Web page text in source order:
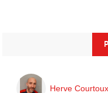
Herve Courtoux